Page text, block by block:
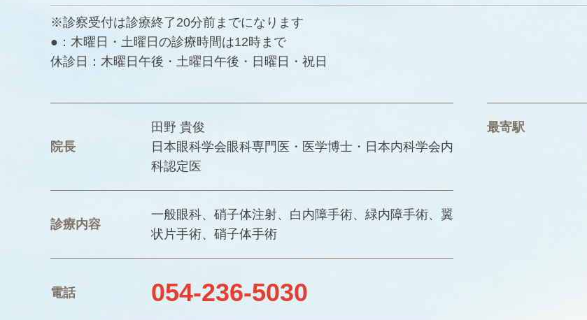
※診察受付は診療終了20分前までになります
●：木曜日・土曜日の診療時間は12時まで
休診日：木曜日午後・土曜日午後・日曜日・祝日
院長
田野 貴俊
日本眼科学会眼科専門医・医学博士・日本内科学会内
科認定医
診療内容
一般眼科、硝子体注射、白内障手術、緑内障手術、翼
状片手術、硝子体手術
電話 054-236-5030
最寄駅